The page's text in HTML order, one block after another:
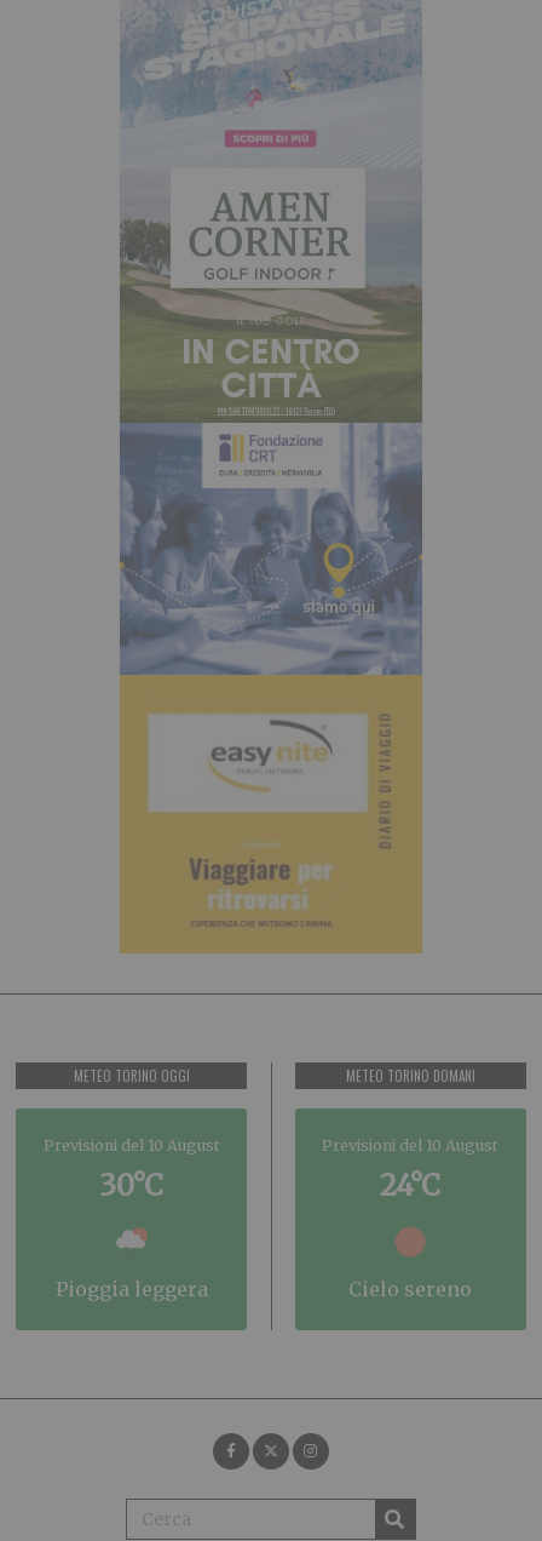
METEO TORINO OGGI
Previsioni del 10 August
30°C
pioggia leggera
METEO TORINO DOMANI
Previsioni del 10 August
24°C
cielo sereno